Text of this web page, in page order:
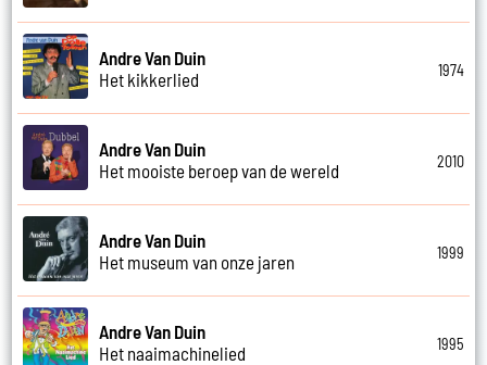
Andre Van Duin
Het kikkerlied
1974
Andre Van Duin
Het mooiste beroep van de wereld
2010
Andre Van Duin
Het museum van onze jaren
1999
Andre Van Duin
Het naaimachinelied
1995